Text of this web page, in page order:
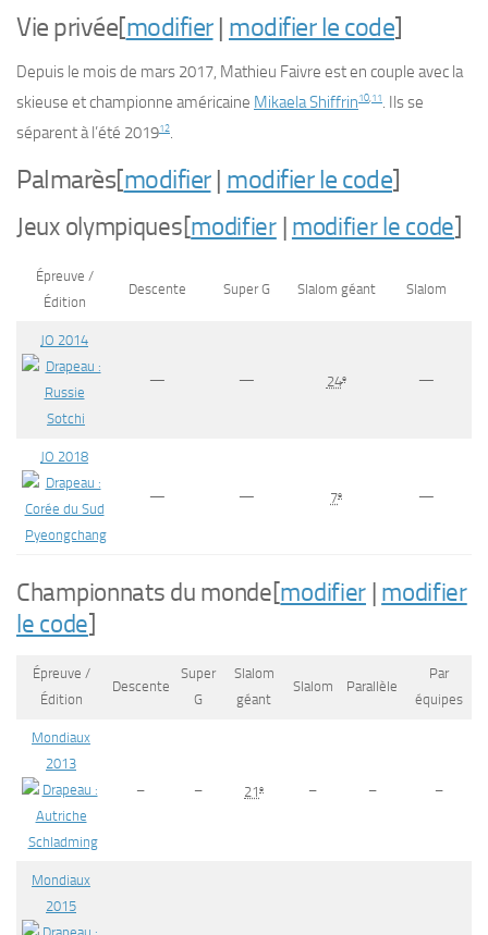
Vie privée[modifier| modifier le code]
Depuis le mois de mars 2017, Mathieu Faivre est en couple avec la
skieuse et championne américaine Mikaela Shiffrin10 11. Ils se
séparent à l’été 201912.
Palmarès[modifier| modifier le code]
Jeux olympiques[modifier| modifier le code]
Épreuve /
Édition
Descente Super G Slalom géant Slalom
JO 2014
Sotchi
— — 24e —
JO 2018
Pyeongchang
— — 7e —
Championnats du monde[modifier | modifier
le code]
Épreuve /
Édition
Descente
Super
G
Slalom
géant
Slalom Parallèle
Par
équipes
Mondiaux
2013
Schladming
– – 21 e – – –
Mondiaux
2015